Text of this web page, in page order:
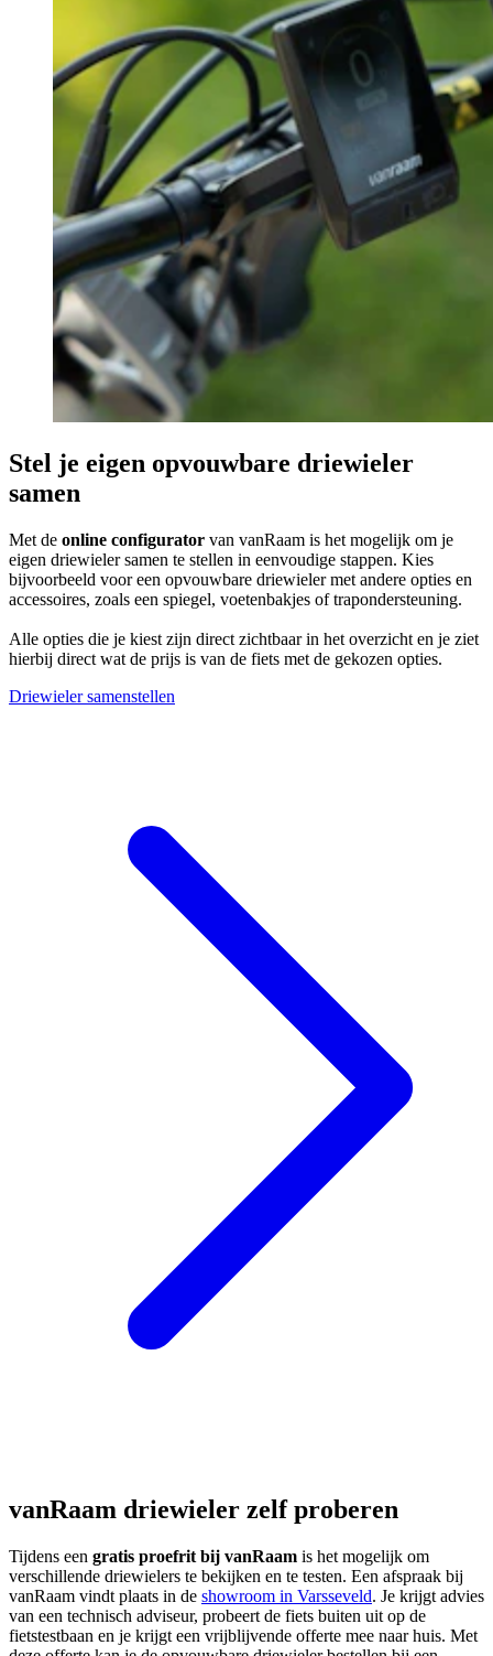
Stel je eigen opvouwbare driewieler
samen
Met de online configurator van vanRaam is het mogelijk om je
eigen driewieler samen te stellen in eenvoudige stappen. Kies
bijvoorbeeld voor een opvouwbare driewieler met andere opties en
accessoires, zoals een spiegel, voetenbakjes of trapondersteuning.
Alle opties die je kiest zijn direct zichtbaar in het overzicht en je ziet
hierbij direct wat de prijs is van de fiets met de gekozen opties.
Driewieler samenstellen
vanRaam driewieler zelf proberen
Tijdens een gratis proefrit bij vanRaam is het mogelijk om
verschillende driewielers te bekijken en te testen. Een afspraak bij
vanRaam vindt plaats in de showroom in Varsseveld. Je krijgt advies
van een technisch adviseur, probeert de fiets buiten uit op de
fietstestbaan en je krijgt een vrijblijvende offerte mee naar huis. Met